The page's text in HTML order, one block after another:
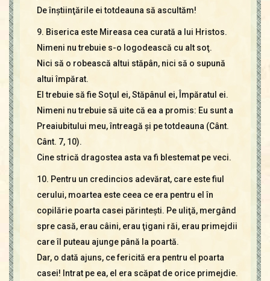
De înştiinţările ei totdeauna să ascultăm!
9. Biserica este Mireasa cea curată a lui Hristos.
Nimeni nu trebuie s-o logodească cu alt soţ.
Nici să o robească altui stăpân, nici să o supună
altui împărat.
El trebuie să fie Soţul ei, Stăpânul ei, Împăratul ei.
Nimeni nu trebuie să uite că ea a promis: Eu sunt a
Prea­iubitului meu, întreagă şi pe totdeauna (Cânt.
Cânt. 7, 10).
Cine strică dragostea asta va fi blestemat pe veci.
10. Pentru un credincios adevărat, care este fiul
cerului, moar­tea este ceea ce era pentru el în
copilărie poarta casei părinteşti. Pe uliţă, mergând
spre casă, erau câini, erau ţigani răi, erau primejdii
care îl puteau ajunge până la poartă.
Dar, o dată ajuns, ce fericită era pentru el poarta
casei! Intrat pe ea, el era scăpat de orice primejdie.